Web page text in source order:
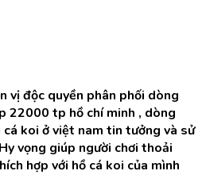
vị độc quyền phân phối dòng
22000 tp hồ chí minh , dòng
cá koi ở việt nam tin tưởng và sử
vọng giúp người chơi thoải
hợp với hồ cá koi của mình